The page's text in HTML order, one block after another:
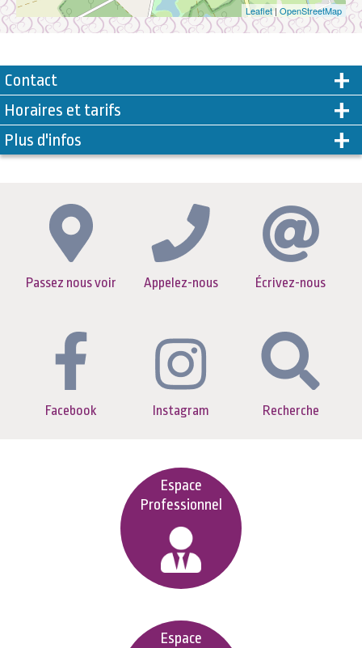
Leaflet| OpenStreetMap
Contact
Horaires et tarifs
Plus d'infos
Passez nous voir Appelez-nous Écrivez-nous
Facebook Instagram Recherche
Espace
Professionnel
Espace